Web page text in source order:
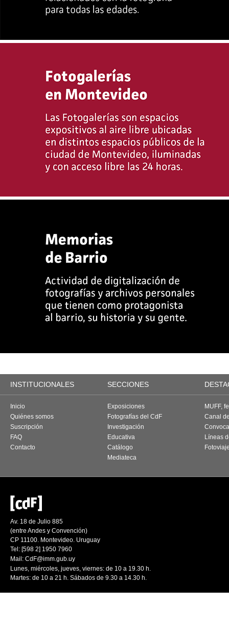
INSTITUCIONALES SECCIONES
Inicio
Quiénes somos
Suscripción
FAQ
Contacto
Exposiciones
Fotografías del CdF
Investigación
Educativa
Catálogo
Mediateca
MUFF,
Canal
Líneas
Av. 18 de Julio 885
(entre Andes y Convención)
CP 11100. Montevideo. Uruguay
Tel: [598 2] 1950 7960
Mail: CdF@imm.gub.uy
Lunes, miércoles, jueves, viernes: de 10 a 19.30 h.
Martes: de 10 a 21 h. Sábados de 9.30 a 14.30 h.